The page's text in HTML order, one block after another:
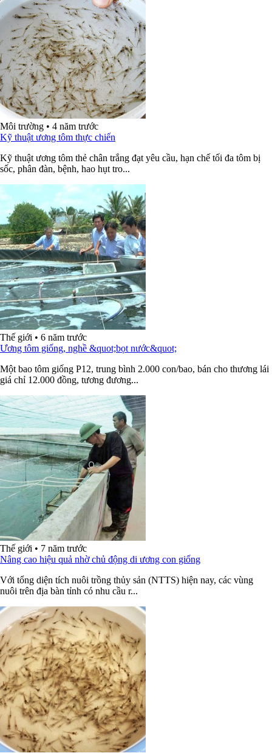
Môi trường • 4 năm trước
Kỹ thuật ương tôm thực chiến
Kỹ thuật ương tôm thẻ chân trắng đạt yêu cầu, hạn chế tối đa tôm bị
sốc, phân đàn, bệnh, hao hụt tro...
Thế giới • 6 năm trước
Ương tôm giống, nghề &quot;bọt nước&quot;
Một bao tôm giống P12, trung bình 2.000 con/bao, bán cho thương lái
giá chỉ 12.000 đồng, tương đương...
Thế giới • 7 năm trước
Nâng cao hiệu quả nhờ chủ động di ương con giống
Với tổng diện tích nuôi trồng thủy sản (NTTS) hiện nay, các vùng
nuôi trên địa bàn tỉnh có nhu cầu r...